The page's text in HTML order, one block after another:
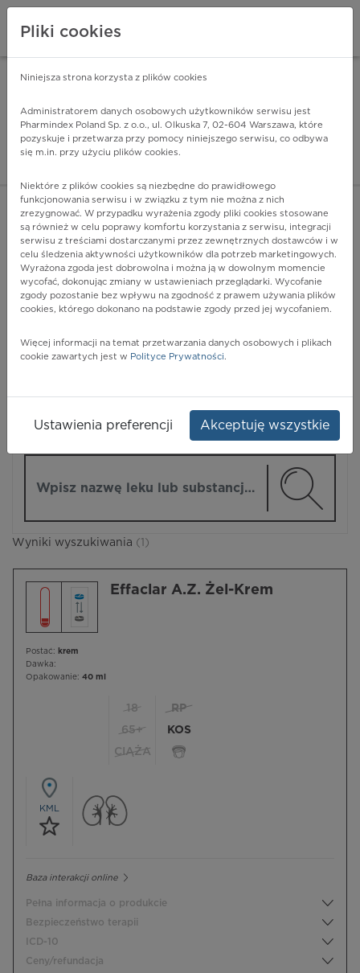
Pharmindex - lider
ZALOGUJ SIĘ
POKAŻ FILTRY
Pharmindex
Wyniki wyszukiwania (1)
Effaclar A.Z. Żel-Krem
Postać: krem
Dawka:
Opakowanie: 40 ml
18
65+
CIĄŻA
RP
KOS
KML
Baza interakcji online
Pełna informacja o produkcie
Bezpieczeństwo terapii
ICD-10
Ceny/refundacja
Pliki cookies
Niniejsza strona korzysta z plików cookies
Administratorem danych osobowych użytkowników serwisu jest
Pharmindex Poland Sp. z o.o., ul. Olkuska 7, 02-604 Warszawa, które
pozyskuje i przetwarza przy pomocy niniejszego serwisu, co odbywa
się m.in. przy użyciu plików cookies.
Niektóre z plików cookies są niezbędne do prawidłowego
funkcjonowania serwisu i w związku z tym nie można z nich
zrezygnować. W przypadku wyrażenia zgody pliki cookies stosowane
są również w celu poprawy komfortu korzystania z serwisu, integracji
serwisu z treściami dostarczanymi przez zewnętrznych dostawców i w
celu śledzenia aktywności użytkowników dla potrzeb marketingowych.
Wyrażona zgoda jest dobrowolna i można ją w dowolnym momencie
wycofać, dokonując zmiany w ustawieniach przeglądarki. Wycofanie
zgody pozostanie bez wpływu na zgodność z prawem używania plików
cookies, którego dokonano na podstawie zgody przed jej wycofaniem.
Więcej informacji na temat przetwarzania danych osobowych i plikach
cookie zawartych jest w Polityce Prywatności.
Ustawienia preferencji Akceptuję wszystkie
ZA DARMO - w Google Play INSTALUJ